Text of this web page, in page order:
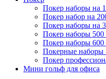
Покер наборы на
Покер набор на
Покер наборы на
Покер наборы
Покер наборы
Покерные наборы
Покер
Мини гольф для офиса